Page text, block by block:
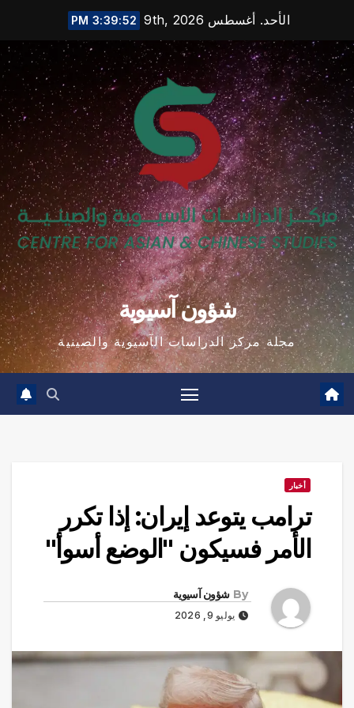
content
الأحد. أغسطس 9th, 2026 3:39:53 PM
شؤون آسيوية
مجلة مركز الدراسات الآسيوية والصينية
أخبار
ترامب يتوعد إيران: إذا تكرر
الأمر فسيكون "الوضع أسوأ"
By شؤون آسيوية
يوليو 9, 2026